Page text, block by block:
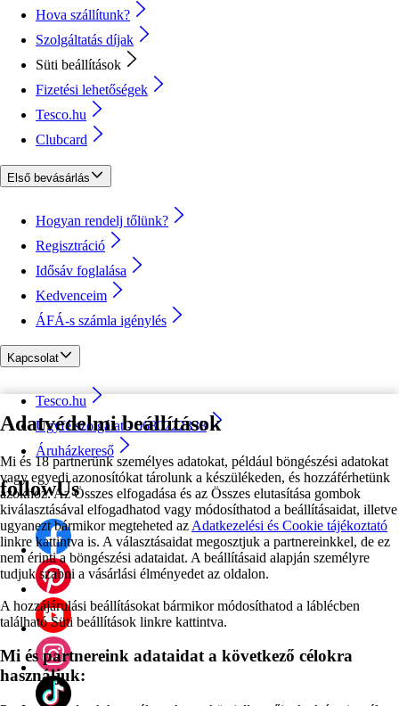
Adatvédelmi beállítások
Mi és 18 partnerünk személyes adatokat, például böngészési adatokat
vagy egyedi azonosítókat tárolunk a készülékeden, és hozzáférhetünk
azokhoz. Az Összes elfogadása és az Összes elutasítása gombok
kiválasztásával elfogadhatod vagy módosíthatod a beállításaidat, illetve
ugyanezt bármikor megteheted az Adatkezelési és Cookie tájékoztató
linkre kattintva is. A választásaidat megosztjuk a partnereinkkel, de ez
nem érinti a böngészési adataidat. A beállításaid alapján személyre
tudjuk szabni a vásárlási élményedet az oldalon.
A hozzájárulási beállításokat bármikor módosíthatod a láblécben
található Süti beállítások linkre kattintva.
Mi és partnereink adataidat a következő célokra
használjuk:
Hova szállítunk?
Szolgáltatás díjak
Süti beállítások
Fizetési lehetőségek
Tesco.hu
Clubcard
Első bevásárlás
Hogyan rendelj tőlünk?
Regisztráció
Idősáv foglalása
Kedvenceim
ÁFÁ-s számla igénylés
Kapcsolat
Tesco.hu
Ügyfélszolgálat - 0680222333
Áruházkereső
followUs